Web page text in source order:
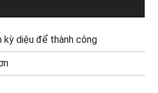
kỳ diệu để thành công